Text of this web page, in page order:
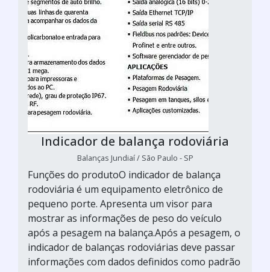
Indicador de balança rodoviária
Balanças Jundiaí / São Paulo - SP
Funções do produtoO indicador de balança
rodoviária é um equipamento eletrônico de
pequeno porte. Apresenta um visor para
mostrar as informações de peso do veículo
após a pesagem na balança.Após a pesagem, o
indicador de balanças rodoviárias deve passar
informações com dados definidos como padrão